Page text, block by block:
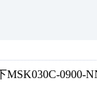
0900-